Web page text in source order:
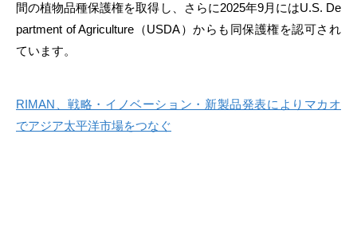
間の植物品種保護権を取得し、さらに2025年9月にはU.S. De
partment of Agriculture（USDA）からも同保護権を認可され
ています。
RIMAN、戦略・イノベーション・新製品発表によりマカオ
でアジア太平洋市場をつなぐ